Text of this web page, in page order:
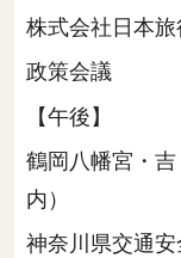
株式会社日本
政策会議
【午後】
鶴岡八幡宮・
内）
神奈川県交通安